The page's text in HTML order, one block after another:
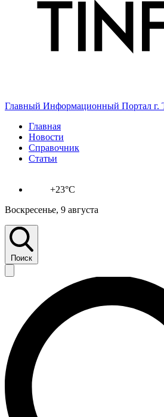
Главный Информационный Портал г.
Главная
Новости
Справочник
Статьи
+23°C
Воскресенье, 9 августа
Поиск